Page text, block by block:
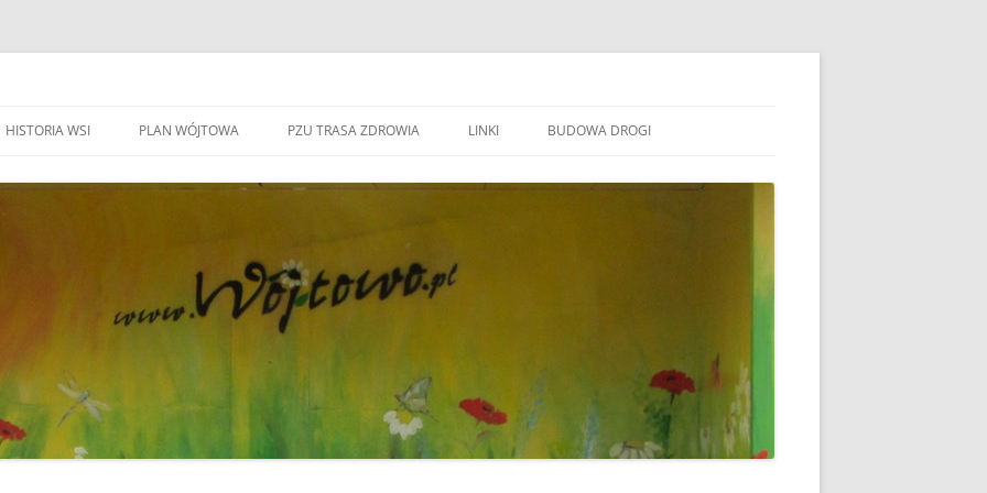
ŚMIECI
HISTORIA WSI
KAPLICZKI I KRZYŻE W WÓJTOWIE
ZWIĄZANI Z WÓJOWEM
BO JESTEM STĄD
PLAN WÓJTOWA PZU TRASA ZDROWIA LINKI
OLSZTYN
GMINA BARCZEWO DYŻURY RADNYCH
BUDOWA DROGI